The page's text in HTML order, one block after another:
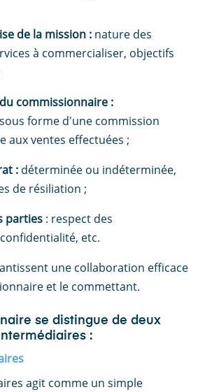
de la mission : nature des
à commercialiser, objectifs
commissionnaire :
forme d'une commission
aux ventes effectuées ;
: déterminée ou indéterminée,
de résiliation ;
parties : respect des
etc.
une collaboration efficace
et le commettant.
se distingue de deux
:
agit comme un simple